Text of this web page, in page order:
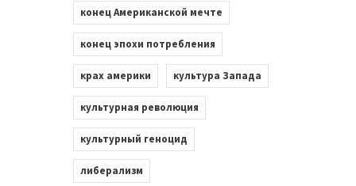
конец Американской мечте
конец эпохи потребления
крах америки культура Запада
культурная революция
культурный геноцид
либерализм